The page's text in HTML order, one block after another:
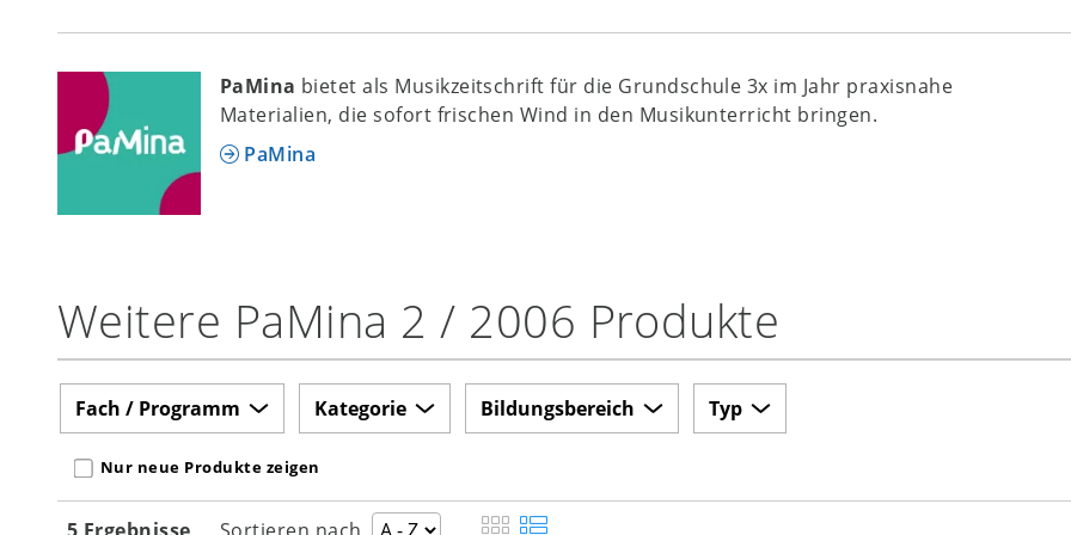
PaMina bietet als Musikzeitschrift für die Grundschule 3x im Jahr praxisnahe
Materialien, die sofort frischen Wind in den Musikunterricht bringen.
PaMina
Weitere PaMina 2 / 2006 Produkte
Nur neue Produkte zeigen
Fach / Programm Kategorie Bildungsbereich Typ